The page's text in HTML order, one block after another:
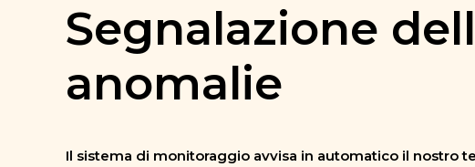
Segnalazione
anomalie
Il sistema di monitoraggio avvisa in automatico il nostro